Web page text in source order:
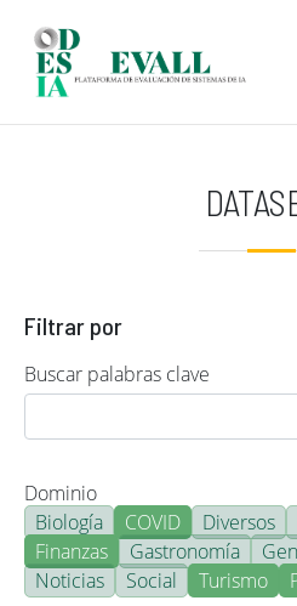
Filtrar por
Buscar palabras clave
Dominio
Biología
COVID Diversos
Finanzas
Gastronomía
Noticias
Social Turismo